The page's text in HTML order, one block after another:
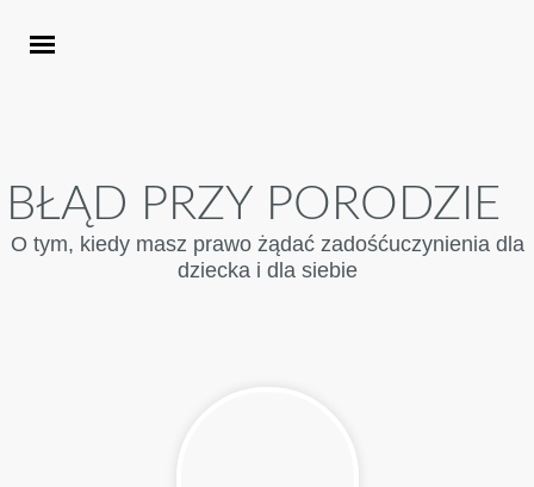
BŁĄD PRZY PORODZIE
O tym, kiedy masz prawo żądać zadośćuczynienia dla
dziecka i dla siebie